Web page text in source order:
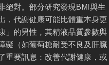
絕對。部分研究發現BMI與生
，代謝健康可能比體重本身更
」的男性，其精液品質參數與
礙（如葡萄糖耐受不良及肝臟
重要訊息：改善代謝健康，或